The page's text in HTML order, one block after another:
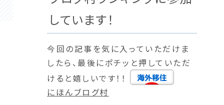
しています！
今回の記事を気に入っていただけま
したら、最後にポチッと押していただ
けると嬉しいです！！
にほんブログ村